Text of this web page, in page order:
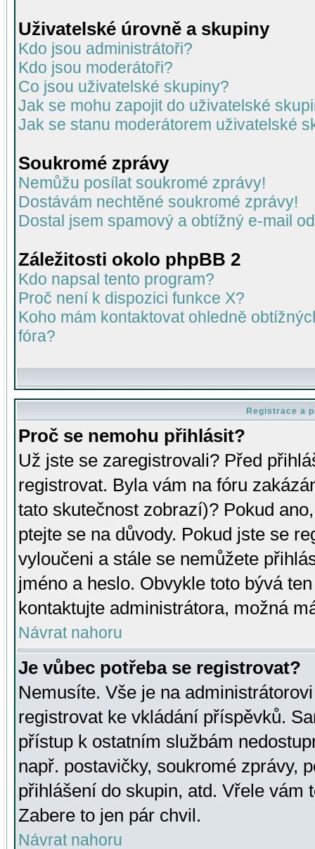
Uživatelské úrovně a skupiny
Kdo jsou administrátoři?
Kdo jsou moderátoři?
Co jsou uživatelské skupiny?
Jak se mohu zapojit do uživatelské
Jak se stanu moderátorem uživatelské
Soukromé zprávy
Nemůžu posílat soukromé zprávy!
Dostávám nechtěné soukromé zprávy!
Dostal jsem spamový a obtížný e-mail
Záležitosti okolo phpBB 2
Kdo napsal tento program?
Proč není k dispozici funkce X?
Koho mám kontaktovat ohledně
fóra?
Registrace a
Proč se nemohu přihlásit?
Už jste se zaregistrovali? Před
registrovat. Byla vám na fóru
tato skutečnost zobrazí)? Pokud
ptejte se na důvody. Pokud jste se
vyloučeni a stále se nemůžete
jméno a heslo. Obvykle toto bývá
kontaktujte administrátora, možná
Návrat nahoru
Je vůbec potřeba se registrovat?
Nemusíte. Vše je na
registrovat ke vkládání příspěvků.
přístup k ostatním službám
např. postavičky, soukromé zprávy,
přihlášení do skupin, atd. Vřele vám
Zabere to jen pár chvil.
Návrat nahoru